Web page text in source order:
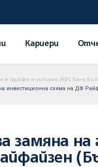
Кариери
в тарифи и условия (KBC Банк
инвестиционна схема на ДФ
замяна на